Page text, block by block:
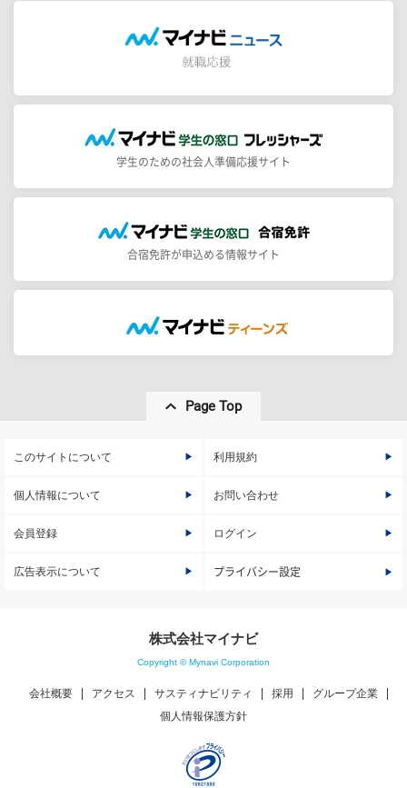
学生のための社会人準備応援サイト
合宿免許が申込める情報サイト
Page Top
このサイトについて 利用規約
個人情報について お問い合わせ
会員登録 ログイン
広告表示について プライバシー設定
株式会社マイナビ
Copyright © Mynavi Corporation
会社概要 アクセス サスティナビリティ 採用
グループ企業
個人情報保護方針